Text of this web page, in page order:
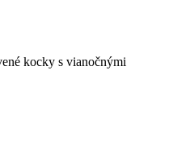
kocky s vianočnými